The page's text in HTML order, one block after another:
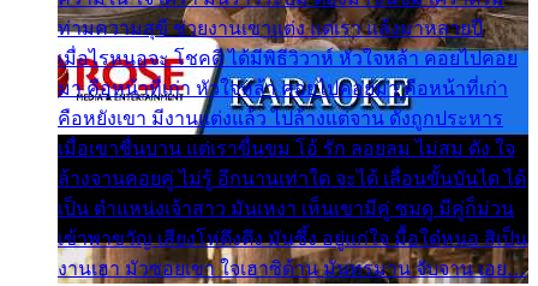
ท่ามความสุขี ช่วยงานเขาแต่ง แต่เรา แล้งมาหลายปี
เมื่อไรหนอจะ โชคดี ได้มีพิธีวิวาห์ หัวใจหล้า คอยไปคอย
มา คือหน้าที่เก่า หัวใจหล้า คอยไปคอยมา คือหน้าที่เก่า
คือหยังเขา มีงานแต่งแล้ว ไปล้างแต่จาน ดั่งถูกประหาร
เมื่อเขาชื่นบาน แต่เราขื่นขม โอ้ รัก ลอยลม ไม่สม ดัง ใจ
ล้างจานคอยคู่ ไม่รู้ อีกนานเท่าใด จะได้ เลื่อนขั้นบันได ได้
เป็น ตำแหน่งเจ้าสาว มันเหงา เห็นเขามีคู่ ซมดู มีคู่ก็ม่วน
เข้าพาขวัญ เสียงโห่ตึงตึง มันซึ้ง อยู่แก่ใจ มื้อใด๋หนอ สิเป็น
งานเฮา มัวซอยเขา ใจเฮาซิด้าน มันทรมาน จับจาน เอย…